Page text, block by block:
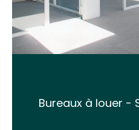
Bureaux à louer -